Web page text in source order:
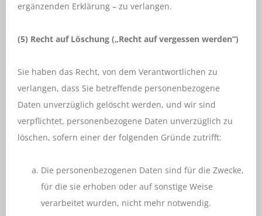
ergänzenden Erklärung – zu verlangen.
(5) Recht auf Löschung („Recht auf vergessen werden“)
Sie haben das Recht, von dem Verantwortlichen zu
verlangen, dass Sie betreffende personenbezogene
Daten unverzüglich gelöscht werden, und wir sind
verpflichtet, personenbezogene Daten unverzüglich zu
löschen, sofern einer der folgenden Gründe zutrifft:
Die personenbezogenen Daten sind für die Zwecke,
für die sie erhoben oder auf sonstige Weise
verarbeitet wurden, nicht mehr notwendig.